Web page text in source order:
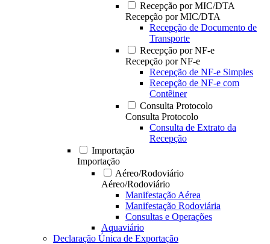
Recepção por MIC/DTA
Recepção por MIC/DTA
Recepção de Documento de
Transporte
Recepção por NF-e
Recepção por NF-e
Recepção de NF-e Simples
Recepção de NF-e com
Contêiner
Consulta Protocolo
Consulta Protocolo
Consulta de Extrato da
Recepção
Importação
Importação
Aéreo/Rodoviário
Aéreo/Rodoviário
Manifestação Aérea
Manifestação Rodoviária
Consultas e Operações
Aquaviário
Declaração Única de Exportação